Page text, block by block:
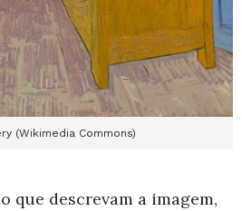
(Wikimedia Commons)
que descrevam a imagem,